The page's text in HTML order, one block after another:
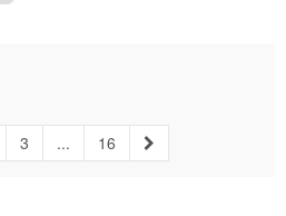
3 ... 16